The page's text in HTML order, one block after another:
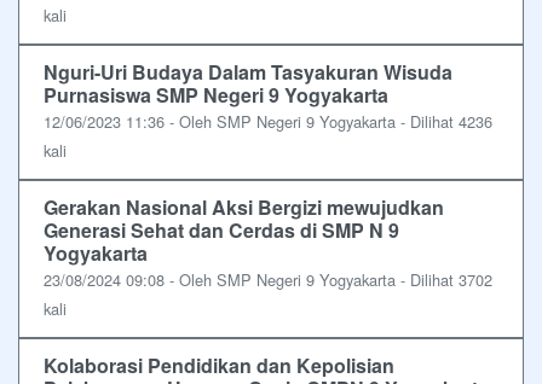
kali
Nguri-Uri Budaya Dalam Tasyakuran Wisuda
Purnasiswa SMP Negeri 9 Yogyakarta
12/06/2023 11:36 - Oleh SMP Negeri 9 Yogyakarta - Dilihat 4236
kali
Gerakan Nasional Aksi Bergizi mewujudkan
Generasi Sehat dan Cerdas di SMP N 9
Yogyakarta
23/08/2024 09:08 - Oleh SMP Negeri 9 Yogyakarta - Dilihat 3702
kali
Kolaborasi Pendidikan dan Kepolisian